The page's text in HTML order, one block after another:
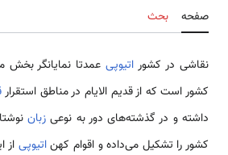
صفحه بحث
نقاشی در کشور اتیوپیعمدتا نمایانگر بخش
کشور است که از قدیم الایام در مناطق استقرار
داشته و در گذشته‌های دور به نوعی زبان
کشور را تشکیل می‌داده و اقوام کهناتیوپی از